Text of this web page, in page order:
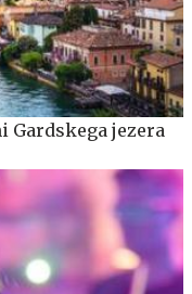
Gardskega jezera